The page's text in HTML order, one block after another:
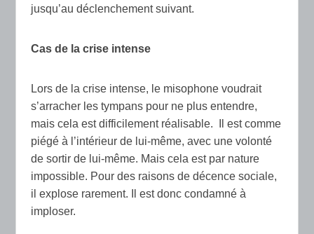
jusqu’au déclenchement suivant.
Cas de la crise intense
Lors de la crise intense, le misophone voudrait
s’arracher les tympans pour ne plus entendre,
mais cela est difficilement réalisable. Il est comme
piégé à l’intérieur de lui-même, avec une volonté
de sortir de lui-même. Mais cela est par nature
impossible. Pour des raisons de décence sociale,
il explose rarement. Il est donc condamné à
imploser.